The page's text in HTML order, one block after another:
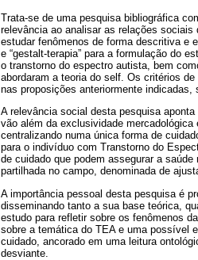
Trata-se de uma pesquisa bibliográfica
relevância ao analisar as relações
estudar fenômenos de forma descritiva e
e “gestalt-terapia” para a formulação do
o transtorno do espectro autista, bem
abordaram a teoria do self. Os critérios
nas proposições anteriormente
A relevância social desta pesquisa
vão além da exclusividade
centralizando numa única forma de
para o indivíduo com Transtorno do
de cuidado que podem assegurar a
partilhada no campo, denominada de
A importância pessoal desta pesquisa é
disseminando tanto a sua base teórica,
estudo para refletir sobre os fenômenos
sobre a temática do TEA e uma possível
cuidado, ancorado em uma leitura
desviante.